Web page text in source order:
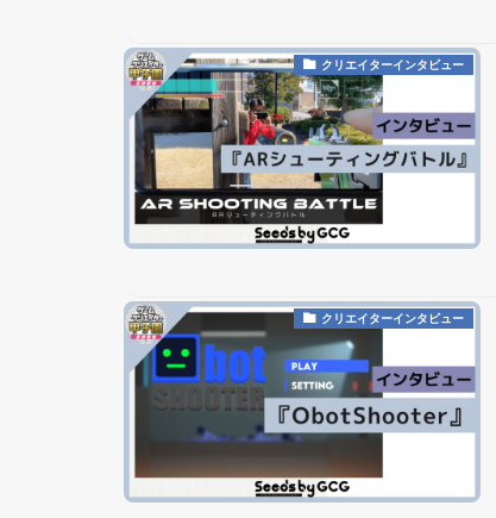
クリエイターインタビュー
クリエイターインタビュー